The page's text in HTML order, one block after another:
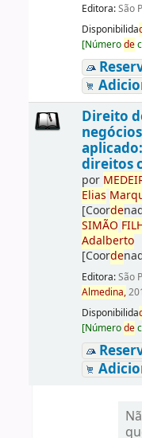
Editora:São
Disponibilida
[Númerode
Direito
negócios
direitos
por MEDE
Elias
[Coorde
SIMÃO
Adalberto
[Coorde
Editora:São
Almedina,
Disponibilida
[Númerode